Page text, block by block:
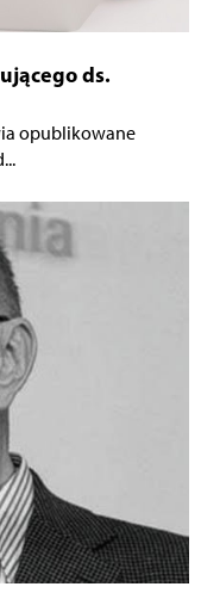
ds.
opublikowane